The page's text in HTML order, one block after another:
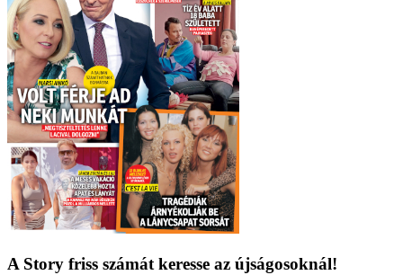
A Story friss számát keresse az újságosoknál!